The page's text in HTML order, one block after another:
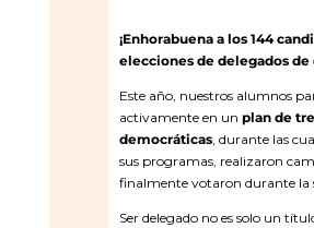
¡Enhorabuena a los 144
elecciones de delegados de
Este año, nuestros alumnos
activamente en un plan de
democráticas, durante las
sus programas, realizaron
finalmente votaron durante la
Ser delegado no es solo un